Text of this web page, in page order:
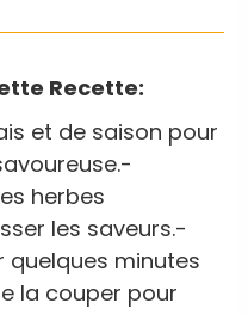
Recette:
et de saison pour
-
herbes
les saveurs.-
quelques minutes
la couper pour